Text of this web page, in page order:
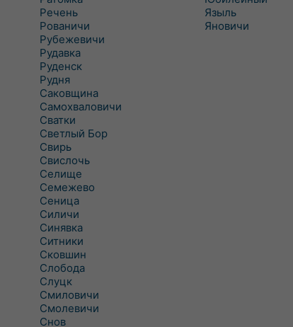
Речень
Рованичи
Рубежевичи
Рудавка
Руденск
Рудня
Саковщина
Самохваловичи
Сватки
Светлый Бор
Свирь
Свислочь
Селище
Семежево
Сеница
Силичи
Синявка
Ситники
Сковшин
Слобода
Слуцк
Смиловичи
Смолевичи
Снов
Языль
Яновичи